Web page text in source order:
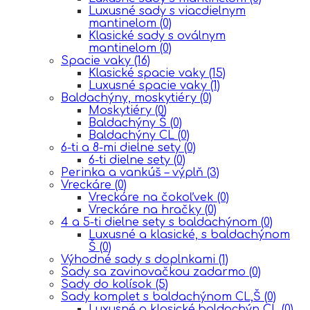
Luxusné sady s viacdielnym
mantinelom (0)
Klasické sady s oválnym
mantinelom (0)
Spacie vaky (16)
Klasické spacie vaky (15)
Luxusné spacie vaky (1)
Baldachýny, moskytiéry (0)
Moskytiéry (0)
Baldachýny Š (0)
Baldachýny CL (0)
6-ti a 8-mi dielne sety (0)
6-ti dielne sety (0)
Perinka a vankúš – výplň (3)
Vreckáre (0)
Vreckáre na čokoľvek (0)
Vreckáre na hračky (0)
4 a 5-ti dielne sety s baldachýnom (0)
Luxusné a klasické, s baldachýnom
Š (0)
Výhodné sady s doplnkami (1)
Sady sa zavinovačkou zadarmo (0)
Sady do kolísok (5)
Sady komplet s baldachýnom CL,Š (0)